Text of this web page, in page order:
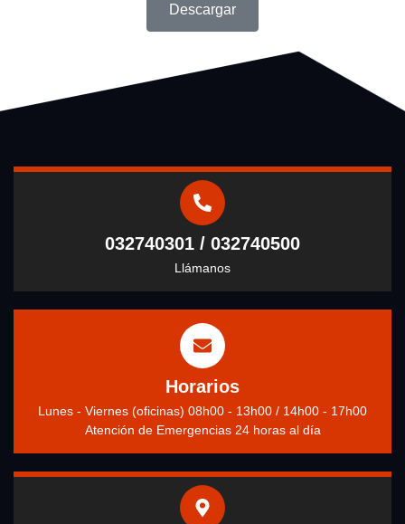
Descargar
032740301 / 032740500
Llámanos
Horarios
Lunes - Viernes (oficinas) 08h00 - 13h00 / 14h00 - 17h00
Atención de Emergencias 24 horas al día